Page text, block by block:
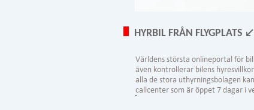
HYRBIL FRÅN FLYGPLATS ↙